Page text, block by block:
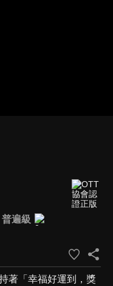
普遍級
著「幸福好運到，獎